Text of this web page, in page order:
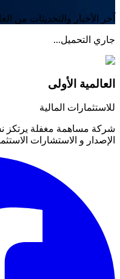
آخر الأخبار والتحديثات من
جاري التحميل...
العالمية الأولى
للاستثمارات المالية
شركة مساهمة مغفلة يرتكز
الإصدار و الاستشارات